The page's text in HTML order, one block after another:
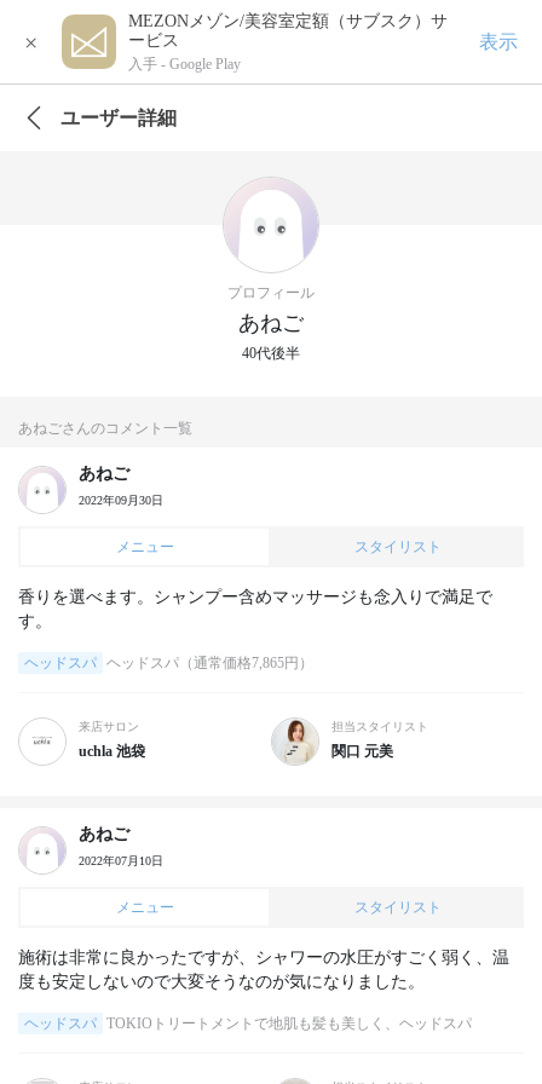
×
MEZONメゾン/美容室定額（サブスク）サ
ービス
入手 - Google Play
表示
ユーザー詳細
プロフィール
あねご
40代後半
あねごさんのコメント一覧
あねご
2022年09月30日
メニュー スタイリスト
香りを選べます。シャンプー含めマッサージも念入りで満足で
す。
ヘッドスパ ヘッドスパ（通常価格7,865円）
来店サロン
uchla 池袋
担当スタイリスト
関口 元美
あねご
2022年07月10日
メニュー スタイリスト
施術は非常に良かったですが、シャワーの水圧がすごく弱く、温
度も安定しないので大変そうなのが気になりました。
ヘッドスパ TOKIOトリートメントで地肌も髪も美しく、ヘッドスパ